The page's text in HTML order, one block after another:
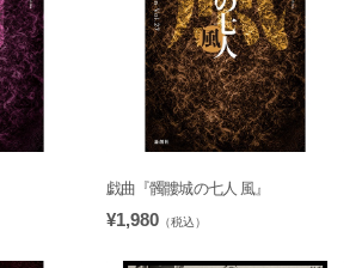
戯曲『髑髏城の七人 風』
¥1,980 （税込）